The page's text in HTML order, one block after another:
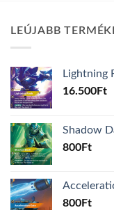
LEÚJABB
Lightning
16.500Ft
Shadow
800Ft
800Ft